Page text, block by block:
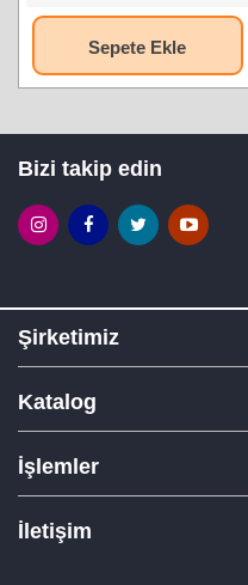
Sepete Ekle
Bizi takip edin
Şirketimiz
Katalog
İşlemler
İletişim